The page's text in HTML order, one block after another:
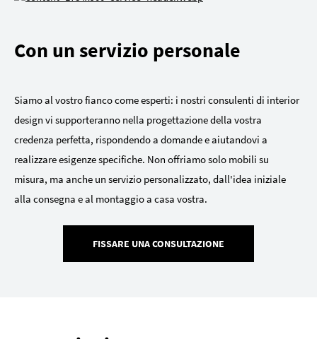
Con un servizio personale
Siamo al vostro fianco come esperti: i nostri consulenti di interior
design vi supporteranno nella progettazione della vostra
credenza perfetta, rispondendo a domande e aiutandovi a
realizzare esigenze specifiche. Non offriamo solo mobili su
misura, ma anche un servizio personalizzato, dall'idea iniziale
alla consegna e al montaggio a casa vostra.
FISSARE UNA CONSULTAZIONE